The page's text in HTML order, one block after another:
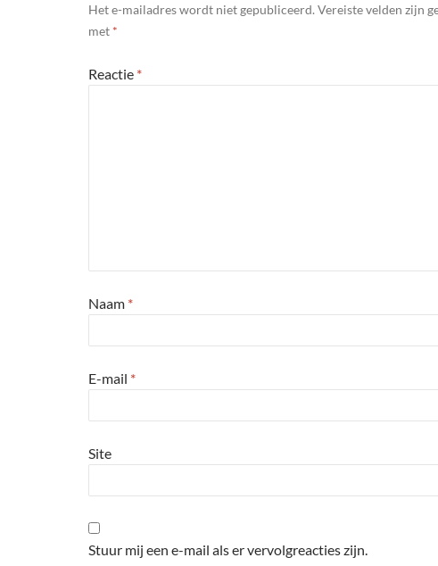
Het e-mailadres wordt niet gepubliceerd. Vereiste velden zijn
met *
Reactie *
Naam *
E-mail *
Site
Stuur mij een e-mail als er vervolgreacties zijn.